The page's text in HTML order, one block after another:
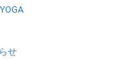
せ